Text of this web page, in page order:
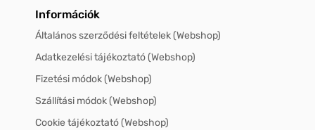
Információk
Általános szerződési feltételek (Webshop)
Adatkezelési tájékoztató (Webshop)
Fizetési módok (Webshop)
Szállítási módok (Webshop)
Cookie tájékoztató (Webshop)